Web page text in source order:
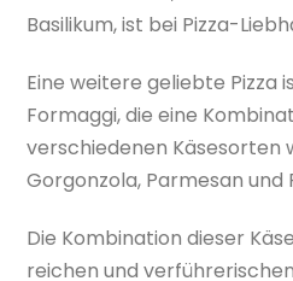
Basilikum, ist bei Pizza-
Eine weitere geliebte Pizza
Formaggi, die eine
verschiedenen Käsesorten
Gorgonzola, Parmesan
Die Kombination dieser
reichen und